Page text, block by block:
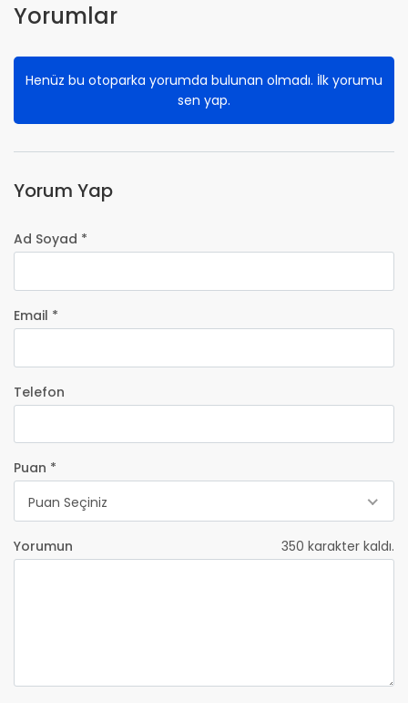
Yorumlar
Henüz bu otoparka yorumda bulunan olmadı. İlk yorumu
sen yap.
Yorum Yap
Ad Soyad *
Email *
Telefon
Puan *
Puan Seçiniz
Yorumun 350 karakter kaldı.